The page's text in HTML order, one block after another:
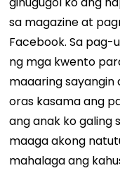
sa magazine at
Facebook. Sa pag-
ng mga kwento
maaaring sayangin
oras kasama ang
ang anak ko galing
maaga akong
mahalaga ang